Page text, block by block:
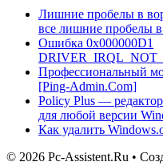
Лишние пробелы в
все лишние пробелы в
Ошибка 0x000000D1
Профессиональный
[Ping-Admin.Com]
Policy Plus —
для любой версии
Как удалить
© 2026 Pc-Assistent.Ru •